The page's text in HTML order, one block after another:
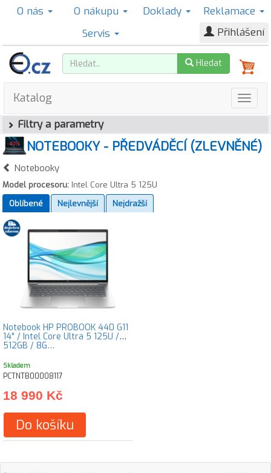
O nás O nákupu Doklady
Reklamace
Servis
Přihlášení
Hledat
Katalog
Filtry a parametry
NOTEBOOKY - PŘEDVÁDĚCÍ (ZLEVNĚNÉ)
Notebooky
Model procesoru: Intel Core Ultra 5 125U
Oblíbené
Nejlevnější Nejdražší
Notebook HP PROBOOK 440 G11
14" / Intel Core Ultra 5 125U /
512GB / 8G…
Skladem
PCTNTB00008117
18 990 Kč
Do košíku